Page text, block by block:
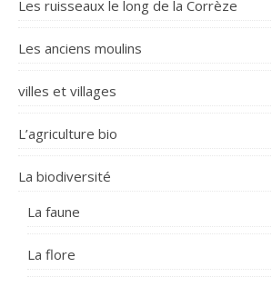
Les ruisseaux le long de la Corrèze
Les anciens moulins
villes et villages
L’agriculture bio
La biodiversité
La faune
La flore